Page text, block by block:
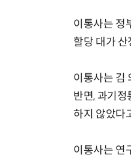
이통사는 정
할당 대가
이통사는 김
반면, 과기
하지 않았다
이통사는 연